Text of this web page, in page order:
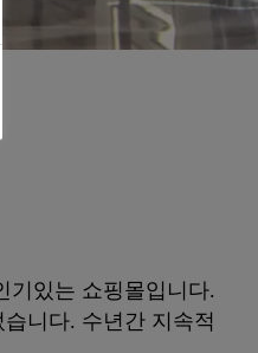
기있는 쇼핑몰입니다.
니다. 수년간 지속적